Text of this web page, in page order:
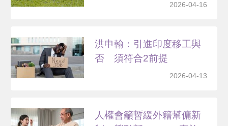
2026-04-16
洪申翰：引進印度移工與
否 須符合2前提
2026-04-13
人權會籲暫緩外籍幫傭新